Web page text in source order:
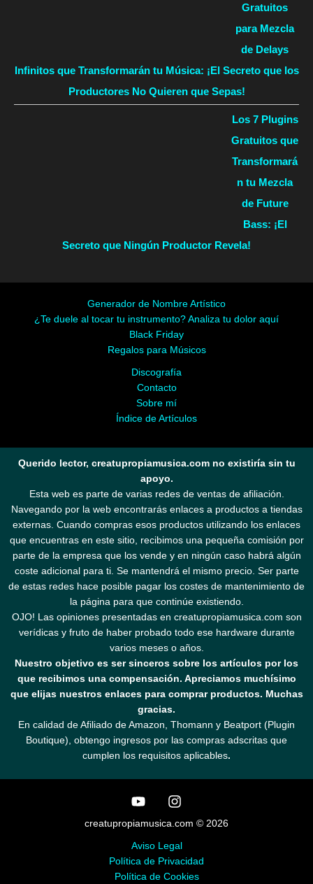
Gratuitos
para Mezcla
de Delays
Infinitos que Transformarán tu Música: ¡El Secreto que los
Productores No Quieren que Sepas!
Los 7 Plugins
Gratuitos que
Transformará
n tu Mezcla
de Future
Bass: ¡El
Secreto que Ningún Productor Revela!
Generador de Nombre Artístico
¿Te duele al tocar tu instrumento? Analiza tu dolor aquí
Black Friday
Regalos para Músicos
Discografía
Contacto
Sobre mí
Índice de Artículos
Querido lector, creatupropiamusica.com no existiría sin tu
apoyo.
Esta web es parte de varias redes de ventas de afiliación.
Navegando por la web encontrarás enlaces a productos a tiendas
externas. Cuando compras esos productos utilizando los enlaces
que encuentras en este sitio, recibimos una pequeña comisión por
parte de la empresa que los vende y en ningún caso habrá algún
coste adicional para ti. Se mantendrá el mismo precio. Ser parte
de estas redes hace posible pagar los costes de mantenimiento de
la página para que continúe existiendo.
OJO! Las opiniones presentadas en creatupropiamusica.com son
verídicas y fruto de haber probado todo ese hardware durante
varios meses o años.
Nuestro objetivo es ser sinceros sobre los artículos por los
que recibimos una compensación. Apreciamos muchísimo
que elijas nuestros enlaces para comprar productos. Muchas
gracias.
En calidad de Afiliado de Amazon, Thomann y Beatport (Plugin
Boutique), obtengo ingresos por las compras adscritas que
cumplen los requisitos aplicables.
creatupropiamusica.com © 2026
Aviso Legal
Política de Privacidad
Política de Cookies